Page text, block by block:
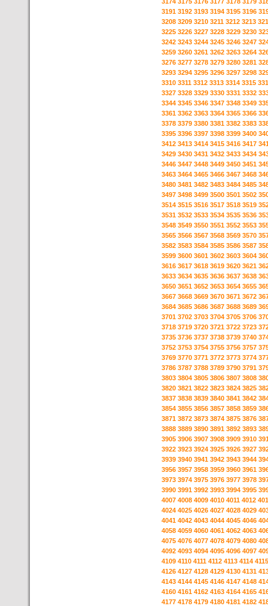
3191 3192 3193 3194 3195 3196
3208 3209 3210 3211 3212 3213
3225 3226 3227 3228 3229 3230
3242 3243 3244 3245 3246 3247
3259 3260 3261 3262 3263 3264
3276 3277 3278 3279 3280 3281
3293 3294 3295 3296 3297 3298
3310 3311 3312 3313 3314 3315
3327 3328 3329 3330 3331 3332
3344 3345 3346 3347 3348 3349
3361 3362 3363 3364 3365 3366
3378 3379 3380 3381 3382 3383
3395 3396 3397 3398 3399 3400
3412 3413 3414 3415 3416 3417
3429 3430 3431 3432 3433 3434
3446 3447 3448 3449 3450 3451
3463 3464 3465 3466 3467 3468
3480 3481 3482 3483 3484 3485
3497 3498 3499 3500 3501 3502
3514 3515 3516 3517 3518 3519
3531 3532 3533 3534 3535 3536
3548 3549 3550 3551 3552 3553
3565 3566 3567 3568 3569 3570
3582 3583 3584 3585 3586 3587
3599 3600 3601 3602 3603 3604
3616 3617 3618 3619 3620 3621
3633 3634 3635 3636 3637 3638
3650 3651 3652 3653 3654 3655
3667 3668 3669 3670 3671 3672
3684 3685 3686 3687 3688 3689
3701 3702 3703 3704 3705 3706
3718 3719 3720 3721 3722 3723
3735 3736 3737 3738 3739 3740
3752 3753 3754 3755 3756 3757
3769 3770 3771 3772 3773 3774
3786 3787 3788 3789 3790 3791
3803 3804 3805 3806 3807 3808
3820 3821 3822 3823 3824 3825
3837 3838 3839 3840 3841 3842
3854 3855 3856 3857 3858 3859
3871 3872 3873 3874 3875 3876
3888 3889 3890 3891 3892 3893
3905 3906 3907 3908 3909 3910
3922 3923 3924 3925 3926 3927
3939 3940 3941 3942 3943 3944
3956 3957 3958 3959 3960 3961
3973 3974 3975 3976 3977 3978
3990 3991 3992 3993 3994 3995
4007 4008 4009 4010 4011 4012
4024 4025 4026 4027 4028 4029
4041 4042 4043 4044 4045 4046
4058 4059 4060 4061 4062 4063
4075 4076 4077 4078 4079 4080
4092 4093 4094 4095 4096 4097
4109 4110 4111 4112 4113 4114 4115
4126 4127 4128 4129 4130 4131
4143 4144 4145 4146 4147 4148
4160 4161 4162 4163 4164 4165
4177 4178 4179 4180 4181 4182